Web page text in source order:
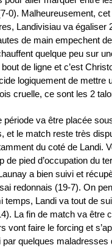
0). Malheureusement,
Landivisiau va égaliser
de main empechent
quelque peu sur
de ligne et c’est
logiquement de
cruelle, ce sont les 2
période va être placée
et le match reste très
du coté de Landi.
de pied d’occupation du
a bien suivi et
redonnais (19-7). On
temps, Landi va tout de
La fin de match va être
vont faire le forcing et
par quelques